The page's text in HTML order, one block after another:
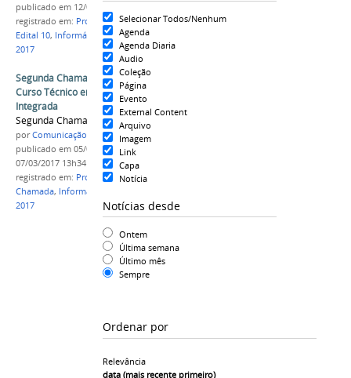
Selecionar Todos/Nenhum
Agenda
Agenda Diaria
Audio
Coleção
Página
Evento
External Content
Arquivo
Imagem
Link
Capa
Notícia
Notícias desde
Ontem
Última semana
Último mês
Sempre
Ordenar por
Relevância
data (mais recente primeiro)
publicado em 12/03/2017
registrado em: Processo Seletivo,Terceira Chamada,
Edital 10, Informática ,Integrado,
2017
Segunda Chamada do Processo Seletivo do
Curso Técnico em Informática na forma
Integrada
Segunda Chamada do Edital Nº 10/2017
porComunicação COARI
publicado em 05/03/2017 —última modificação
07/03/2017 13h34
registrado em: Processo Seletivo,
Chamada, Informática
2017